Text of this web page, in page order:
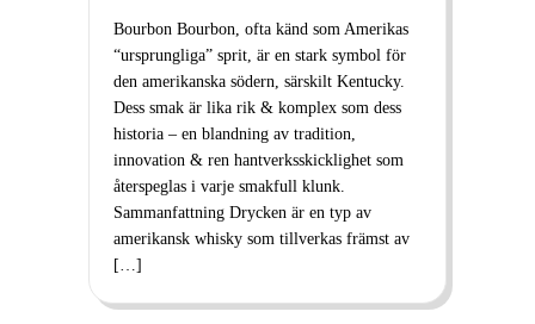
Bourbon Bourbon, ofta känd som Amerikas
“ursprungliga” sprit, är en stark symbol för
den amerikanska södern, särskilt Kentucky.
Dess smak är lika rik & komplex som dess
historia – en blandning av tradition,
innovation & ren hantverksskicklighet som
återspeglas i varje smakfull klunk.
Sammanfattning Drycken är en typ av
amerikansk whisky som tillverkas främst av
[…]